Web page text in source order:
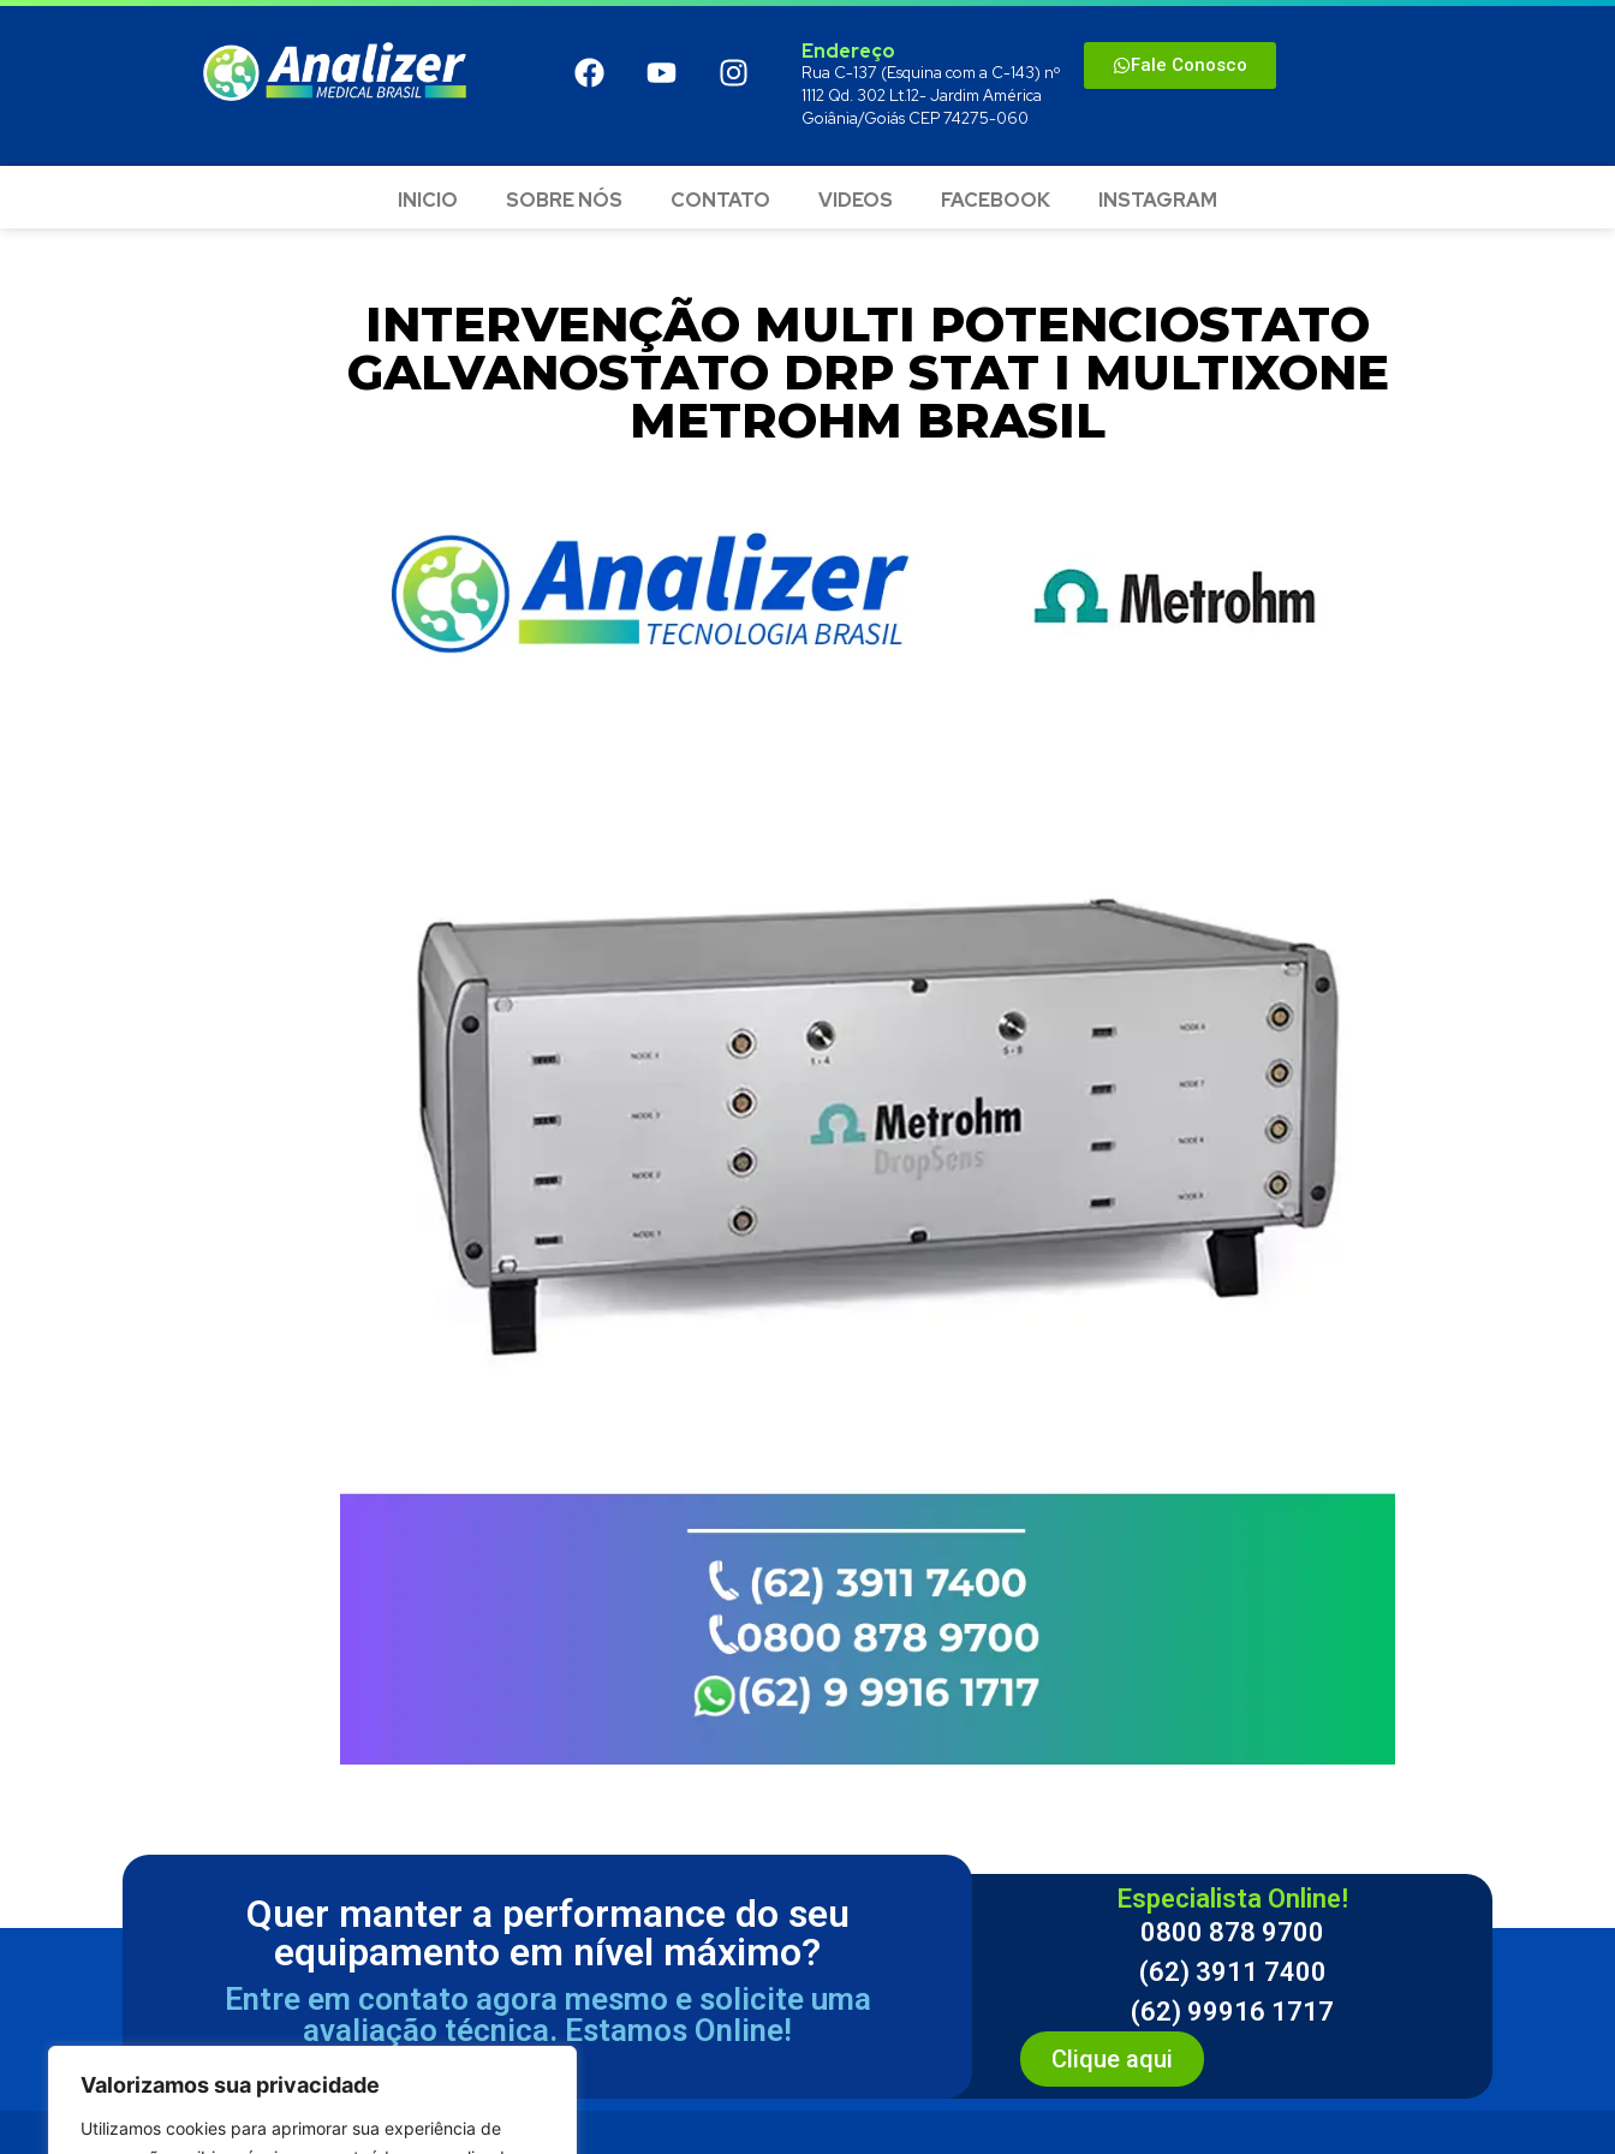
Valorizamos sua privacidade
Utilizamos cookies para aprimorar sua experiência de
Endereço
Rua C-137 (Esquina com a C-143) nº
1112 Qd. 302 Lt.12- Jardim América
Goiânia/Goiás CEP 74275-060
Fale Conosco
INICIO SOBRE NÓS CONTATO VIDEOS FACEBOOK INSTAGRAM
INTERVENÇÃO MULTI POTENCIOSTATO
GALVANOSTATO DRP STAT I MULTIXONE
METROHM BRASIL
Quer manter a performance do seu
equipamento em nível máximo?
Entre em contato agora mesmo e solicite uma
avaliação técnica. Estamos Online!
Especialista Online!
0800 878 9700
(62) 3911 7400
(62) 99916 1717
Clique aqui